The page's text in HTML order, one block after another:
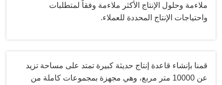
ملاءمة وحلول الإنتاج الأكثر ملاءمة وفقاً لمتطلبات
واحتياجات الإنتاج المحددة للعملاء.
قمنا بإنشاء قاعدة إنتاج حديثة كبيرة تمتد على مساحة تزيد
عن 10000 متر مربع، وهي مجهزة بمجموعات كاملة من